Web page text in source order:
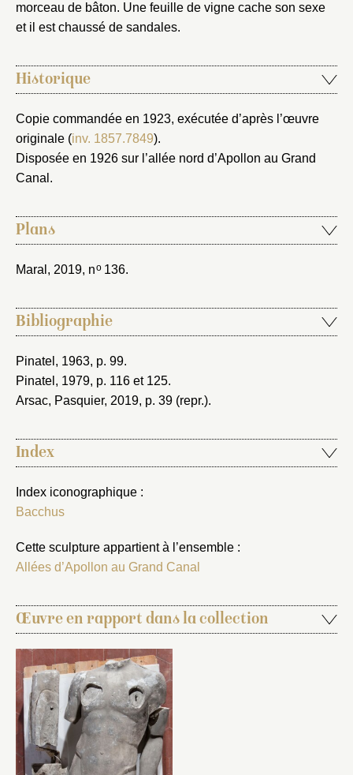
morceau de bâton. Une feuille de vigne cache son sexe
et il est chaussé de sandales.
Historique
Copie commandée en 1923, exécutée d’après l’œuvre
originale (inv. 1857.7849).
Disposée en 1926 sur l’allée nord d’Apollon au Grand
Canal.
Plans
Maral, 2019, no136.
Bibliographie
Pinatel, 1963, p. 99.
Pinatel, 1979, p. 116 et 125.
Arsac, Pasquier, 2019, p. 39 (repr.).
Index
Index iconographique :
Bacchus
Cette sculpture appartient à l’ensemble :
Allées d’Apollon au Grand Canal
Œuvre en rapport dans la collection
Vous n'êtes pas encore inscrit ?Créer un compte
Vous avez oublié votre mot de passe ?